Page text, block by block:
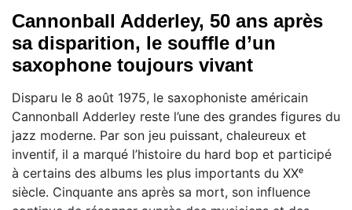
Cannonball Adderley, 50 ans après
sa disparition, le souffle d’un
saxophone toujours vivant
Disparu le 8 août 1975, le saxophoniste américain
Cannonball Adderley reste l’une des grandes figures du
jazz moderne. Par son jeu puissant, chaleureux et
inventif, il a marqué l’histoire du hard bop et participé
à certains des albums les plus importants du XXᵉ
siècle. Cinquante ans après sa mort, son influence